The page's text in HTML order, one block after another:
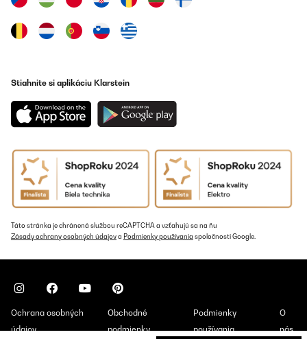
Stiahnite si aplikáciu Klarstein
Táto stránka je chránená službou reCAPTCHA a vzťahujú sa na ňu
Zásady ochrany osobných údajova Podmienky používania spoločnosti Google.
Ochrana osobných
údajov
Obchodné
podmienky
Podmienky
používania
O
nás